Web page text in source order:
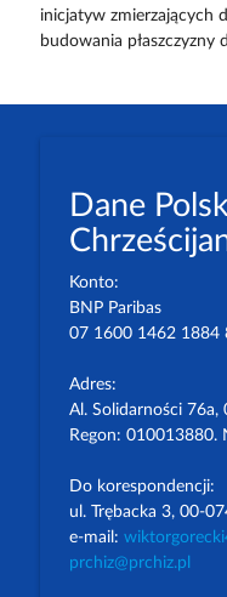
inicjatyw zmierzających
budowania płaszczyzny
Dane
Konto:
BNP Paribas
07 1600 1462 1884
Adres:
Al. Solidarności 76a,
Regon: 010013880.
Do korespondencji:
ul. Trębacka 3, 00-
e-mail:
prchiz@prchiz.pl